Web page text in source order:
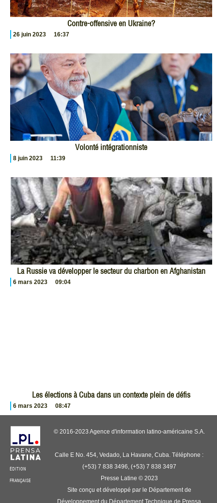
Contre-offensive en Ukraine?
26 juin 2023 16:37
Volonté intégrationniste
8 juin 2023 11:39
La Russie va développer le secteur du charbon en Afghanistan
6 mars 2023 09:04
Les élections à Cuba dans un contexte plein de défis
6 mars 2023 08:47
ÉDITION
FRANÇAISE
© 2016-2023 Agence d'information latino-américaine S.A.
Calle E No. 454, Vedado, La Havane, Cuba. Téléphone :
(+53) 7 838 3496, (+53) 7 838 3497
Presse Latine © 2023
Site conçu et développé par le Département de
Développement du Département Technique de Prensa